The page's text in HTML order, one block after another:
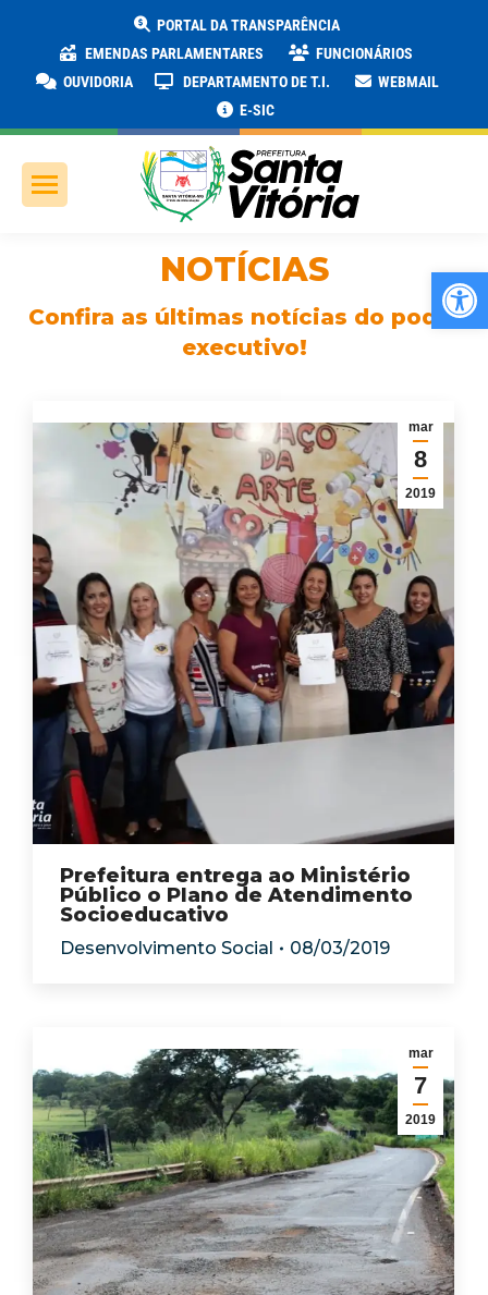
PORTAL DA TRANSPARÊNCIA
EMENDAS PARLAMENTARES
FUNCIONÁRIOS
OUVIDORIA
DEPARTAMENTO DE T.I.
WEBMAIL
E-SIC
NOTÍCIAS
Confira as últimas notícias do poder
executivo!
mar
8
2019
Prefeitura entrega ao Ministério
Público o Plano de Atendimento
Socioeducativo
Desenvolvimento Social 08/03/2019
mar
7
2019